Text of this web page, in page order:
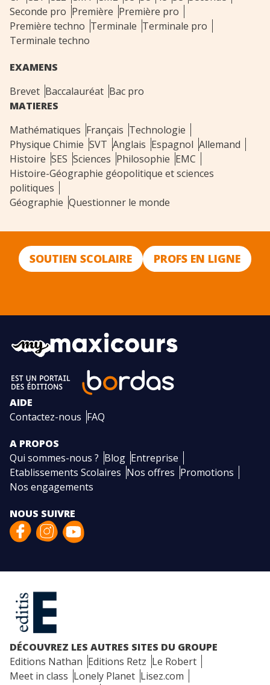
Seconde pro Première Première pro
Première techno Terminale Terminale pro
Terminale techno
EXAMENS
Brevet Baccalauréat Bac pro
MATIERES
Mathématiques Français Technologie
Physique Chimie SVT Anglais Espagnol Allemand
Histoire SES Sciences Philosophie EMC
Histoire-Géographie géopolitique et sciences
politiques
Géographie Questionner le monde
SOUTIEN SCOLAIRE PROFS EN LIGNE
AIDE
Contactez-nous FAQ
A PROPOS
Qui sommes-nous ? Blog Entreprise
Etablissements Scolaires Nos offres Promotions
Nos engagements
NOUS SUIVRE
DÉCOUVREZ LES AUTRES SITES DU GROUPE
Editions Nathan Editions Retz Le Robert
Meet in class Lonely Planet Lisez.com